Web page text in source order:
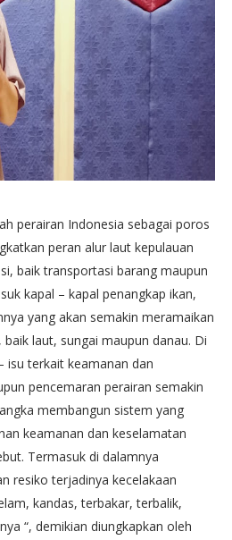
perairan Indonesia sebagai poros
peran alur laut kepulauan
baik transportasi barang maupun
kapal – kapal penangkap ikan,
yang akan semakin meramaikan
laut, sungai maupun danau. Di
isu terkait keamanan dan
pencemaran perairan semakin
membangun sistem yang
keamanan dan keselamatan
Termasuk di dalamnya
resiko terjadinya kecelakaan
kandas, terbakar, terbalik,
“, demikian diungkapkan oleh